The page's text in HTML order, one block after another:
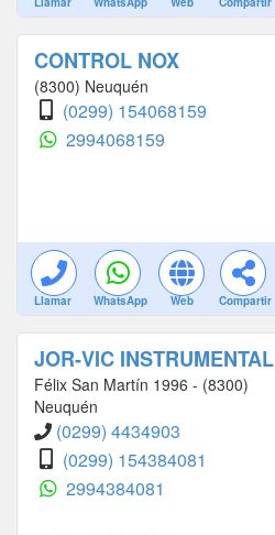
CONTROL NOX
(8300) Neuquén
(0299) 154068159
2994068159
Llamar WhatsApp Web Compartir
JOR-VIC INSTRUMENTAL
Félix San Martín 1996 - (8300)
Neuquén
(0299) 4434903
(0299) 154384081
2994384081